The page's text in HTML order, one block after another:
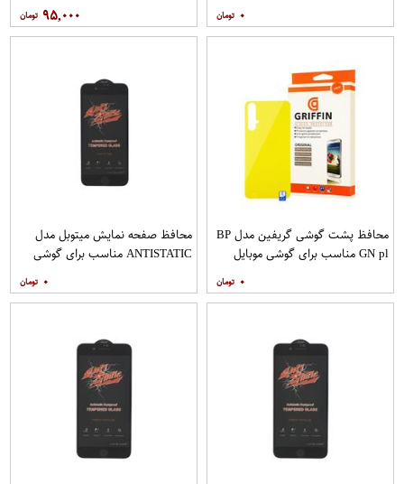
۰ ۹۵,۰۰۰
محافظ پشت گوشی گریفین مدل BP
GN pl مناسب برای گوشی موبایل
۰
محافظ صفحه نمایش میتوبل مدل
ANTISTATIC مناسب برای گوشی
۰